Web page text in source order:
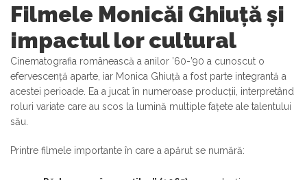
Filmele Monicăi Ghiuță și
impactul lor cultural
Cinematografia românească a anilor ’60-’90 a cunoscut o
efervescență aparte, iar Monica Ghiuță a fost parte integrantă a
acestei perioade. Ea a jucat în numeroase producții, interpretând
roluri variate care au scos la lumină multiple fațete ale talentului
său.
Printre filmele importante în care a apărut se numără: